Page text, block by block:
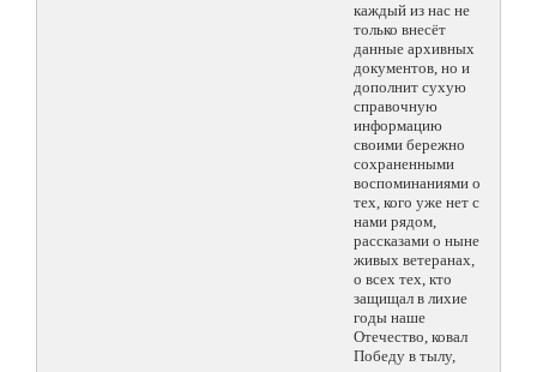
каждый из нас не
только внесёт
данные архивных
документов, но и
дополнит сухую
справочную
информацию
своими бережно
сохраненными
воспоминаниями о
тех, кого уже нет с
нами рядом,
рассказами о ныне
живых ветеранах,
о всех тех, кто
защищал в лихие
годы наше
Отечество, ковал
Победу в тылу,